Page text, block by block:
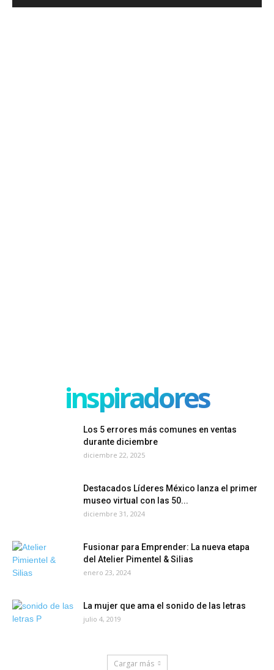
inspiradores
Los 5 errores más comunes en ventas
durante diciembre
diciembre 22, 2025
Destacados Líderes México lanza el primer
museo virtual con las 50...
diciembre 31, 2024
Fusionar para Emprender: La nueva etapa
del Atelier Pimentel & Silias
enero 23, 2024
La mujer que ama el sonido de las letras
julio 4, 2019
Cargar más